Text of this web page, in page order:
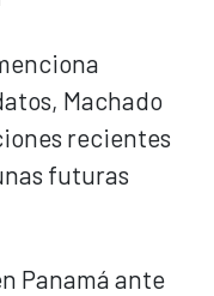
Machado
recientes
futuras
Panamá ante